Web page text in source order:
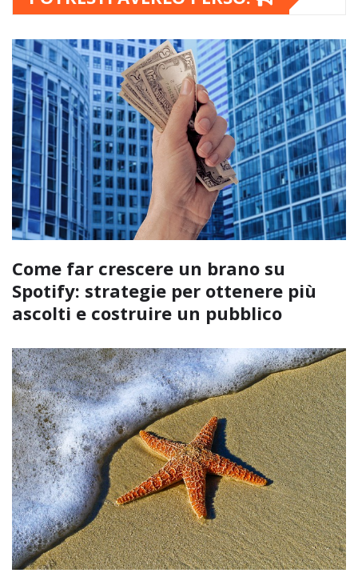
Come far crescere un brano su
Spotify: strategie per ottenere più
ascolti e costruire un pubblico